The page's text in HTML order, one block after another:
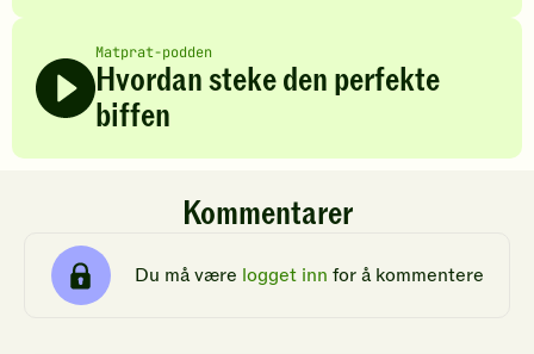
Matprat-podden
Hvordan steke den perfekte
biffen
Kommentarer
Du må være logget inn for å kommentere